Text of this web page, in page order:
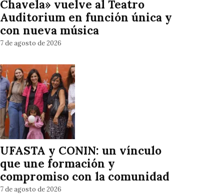
Chavela» vuelve al Teatro
Auditorium en función única y
con nueva música
7 de agosto de 2026
UFASTA y CONIN: un vínculo
que une formación y
compromiso con la comunidad
7 de agosto de 2026